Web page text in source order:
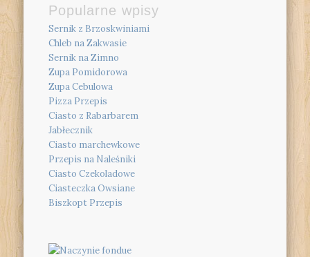
Popularne wpisy
Sernik z Brzoskwiniami
Chleb na Zakwasie
Sernik na Zimno
Zupa Pomidorowa
Zupa Cebulowa
Pizza Przepis
Ciasto z Rabarbarem
Jabłecznik
Ciasto marchewkowe
Przepis na Naleśniki
Ciasto Czekoladowe
Ciasteczka Owsiane
Biszkopt Przepis